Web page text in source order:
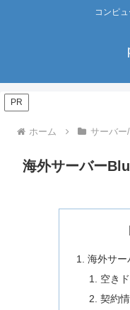
コンピ
PR
ホーム サーバー
海外サーバー
海外サー
空き
契約